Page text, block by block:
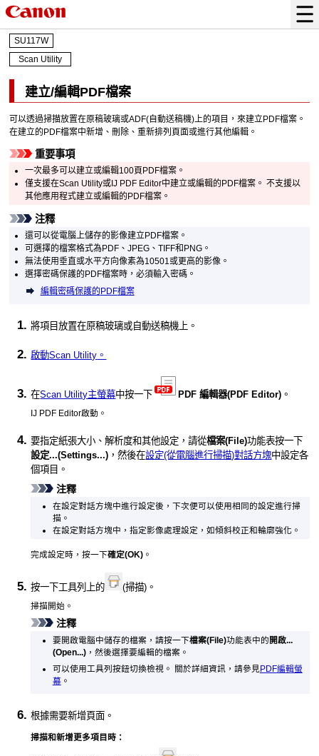
SU117W
Scan Utility
建立/編輯PDF檔案
可以透過掃描放置在原稿玻璃或ADF(自動送稿機)上的項目，來建立PDF檔案。
在建立的PDF檔案中新增、刪除、重新排列頁面或進行其他編輯。
重要事項
一次最多可以建立或編輯100頁 PDF檔案。
僅支援在Scan Utility或 IJ PDF Editor中建立或編輯的PDF檔案。 不支援以
其他應用程式建立或編輯的PDF檔案。
注釋
還可以從電腦上儲存的影像建立PDF檔案。
可選擇的檔案格式為PDF 、JPEG 、TIFF和 PNG 。
無法使用垂直或水平方向像素為10501或更高的影像。
選擇密碼保護的PDF檔案時，必須輸入密碼。
編輯密碼保護的PDF檔案
將項目放置在原稿玻璃或 自動送稿機 上。
啟動Scan Utility 。
在Scan Utility主螢幕中按一下 PDF 編輯器(PDF Editor) 。
IJ PDF Editor啟動。
要指定紙張大小、解析度和其他設定，請從檔案(File)功能表按一下
設定...(Settings...) ，然後在設定(從電腦進行掃描)對話方塊中設定各
個項目。
注釋
在設定對話方塊中進行設定後，下次便可以使用相同的設定進行掃
描。
在設定對話方塊中，指定影像處理設定，如傾斜校正和輪廓強化。
完成設定時，按一下確定(OK) 。
按一下工具列上的 (掃描)。
掃描開始。
注釋
要開啟電腦中儲存的檔案，請按一下檔案(File)功能表中的 開啟...
(Open...)，然後選擇要編輯的檔案。
可以使用工具列按鈕切換檢視。
關於詳細資訊，請參見PDF編輯螢
幕。
根據需要新增頁面。
掃描和新增更多項目時：